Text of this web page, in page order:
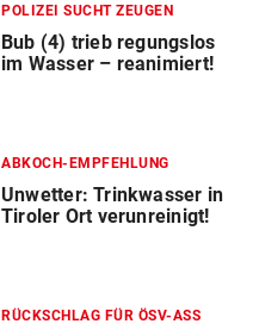
POLIZEI SUCHT ZEUGEN
Bub (4) trieb regungslos
im Wasser – reanimiert!
ABKOCH-EMPFEHLUNG
Unwetter: Trinkwasser in
Tiroler Ort verunreinigt!
RÜCKSCHLAG FÜR ÖSV-ASS